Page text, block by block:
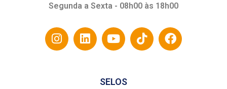
Segunda a Sexta - 08h00 às 18h00
SELOS